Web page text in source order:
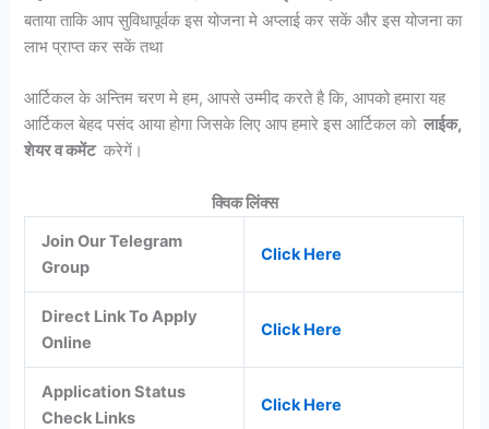
बताया ताकि आप सुविधापूर्वक इस योजना मे अप्लाई कर सकें और इस योजना का
लाभ प्राप्त कर सकें तथा
आर्टिकल के अन्तिम चरण मे हम, आपसे उम्मीद करते है कि, आपको हमारा यह
आर्टिकल बेहद पसंद आया होगा जिसके लिए आप हमारे इस आर्टिकल को लाईक,
शेयर व कमेंट करेगें।
क्विक लिंक्स
Join Our Telegram
Group
Click Here
Direct Link To Apply
Online
Click Here
Application Status
Check Links
Click Here